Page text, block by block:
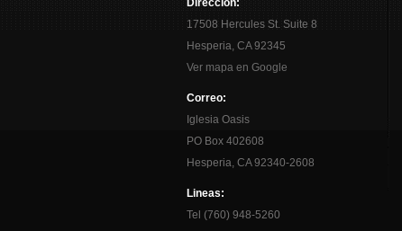
Dirección:
17508 Hercules St. Suite 8
Hesperia, CA 92345
Ver mapa en Google
Correo:
Iglesia Oasis
PO Box 402608
Hesperia, CA 92340-2608
Lineas:
Tel (760) 948-5260